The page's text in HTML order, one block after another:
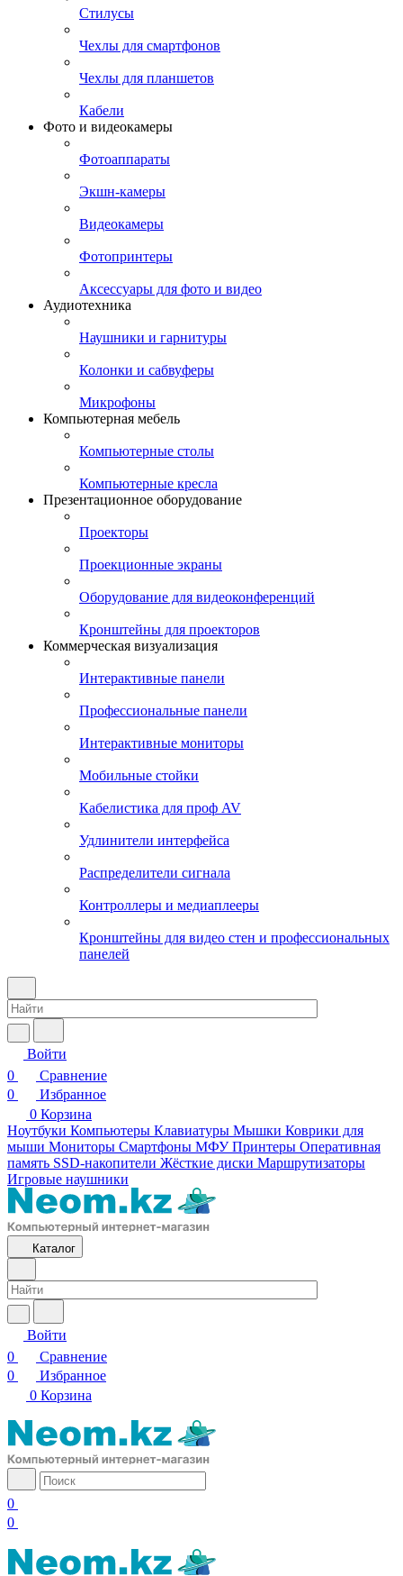
Стилусы
Чехлы для смартфонов
Чехлы для планшетов
Кабели
Фото и видеокамеры
Фотоаппараты
Экшн-камеры
Видеокамеры
Фотопринтеры
Аксессуары для фото и видео
Аудиотехника
Наушники и гарнитуры
Колонки и сабвуферы
Микрофоны
Компьютерная мебель
Компьютерные столы
Компьютерные кресла
Презентационное оборудование
Проекторы
Проекционные экраны
Оборудование для видеоконференций
Кронштейны для проекторов
Коммерческая визуализация
Интерактивные панели
Профессиональные панели
Интерактивные мониторы
Мобильные стойки
Кабелистика для проф AV
Удлинители интерфейса
Распределители сигнала
Контроллеры и медиаплееры
Кронштейны для видео стен и профессиональных
панелей
Войти
0
Сравнение
0
Избранное
0 Корзина
Ноутбуки Компьютеры Клавиатуры Мышки Коврики для
мыши Мониторы Смартфоны МФУ Принтеры Оперативная
память SSD-накопители Жёсткие диски Маршрутизаторы
Игровые наушники
Каталог
Войти
0
Сравнение
0
Избранное
0 Корзина
0
0